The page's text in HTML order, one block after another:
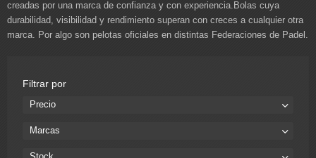
creadas por una marca de confianza y con experiencia.Bolas cuya
durabilidad, visibilidad y rendimiento superan con creces a cualquier otra
marca. Por algo son pelotas oficiales en distintas Federaciones de Padel.
Filtrar por
Precio
Marcas